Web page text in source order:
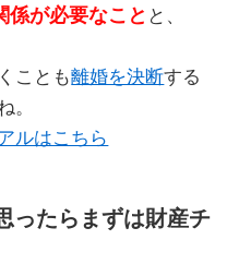
係が必要なこと と、
ことも離婚を決断する
。
ルはこちら
ったらまずは財産チ